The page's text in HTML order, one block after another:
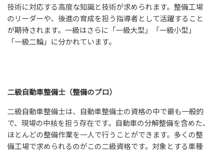
技術に対応する高度な知識と技術が求められます。整備工場
のリーダーや、後進の育成を担う指導者として活躍すること
が期待されます。一級はさらに「一級大型」「一級小型」
「一級二輪」に分かれています。
二級自動車整備士（整備のプロ）
二級自動車整備士は、自動車整備士の資格の中で最も一般的
で、現場の中核を担う存在です。自動車の分解整備を含めた、
ほとんどの整備作業を一人で行うことができます。多くの整
備工場で求められるのがこの二級資格です。対象とする車種